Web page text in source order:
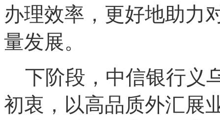
办理效率，更好地助力
量发展。
下阶段，中信银行义
初衷，以高品质外汇展